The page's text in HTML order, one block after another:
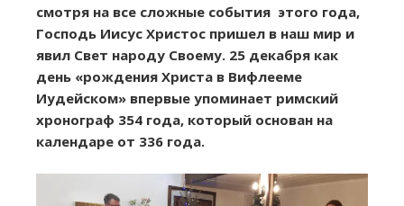
смотря на все сложные события этого года,
Господь Иисус Христос пришел в наш мир и
явил Свет народу Своему. 25 декабря как
день «рождения Христа в Вифлееме
Иудейском» впервые упоминает римский
хронограф 354 года, который основан на
календаре от 336 года.